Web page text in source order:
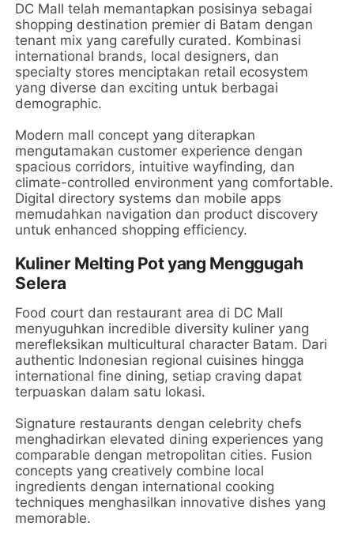
DC Mall telah memantapkan posisinya sebagai
shopping destination premier di Batam dengan
tenant mix yang carefully curated. Kombinasi
international brands, local designers, dan
specialty stores menciptakan retail ecosystem
yang diverse dan exciting untuk berbagai
demographic.
Modern mall concept yang diterapkan
mengutamakan customer experience dengan
spacious corridors, intuitive wayfinding, dan
climate-controlled environment yang comfortable.
Digital directory systems dan mobile apps
memudahkan navigation dan product discovery
untuk enhanced shopping efficiency.
Kuliner Melting Pot yang Menggugah
Selera
Food court dan restaurant area di DC Mall
menyuguhkan incredible diversity kuliner yang
merefleksikan multicultural character Batam. Dari
authentic Indonesian regional cuisines hingga
international fine dining, setiap craving dapat
terpuaskan dalam satu lokasi.
Signature restaurants dengan celebrity chefs
menghadirkan elevated dining experiences yang
comparable dengan metropolitan cities. Fusion
concepts yang creatively combine local
ingredients dengan international cooking
techniques menghasilkan innovative dishes yang
memorable.